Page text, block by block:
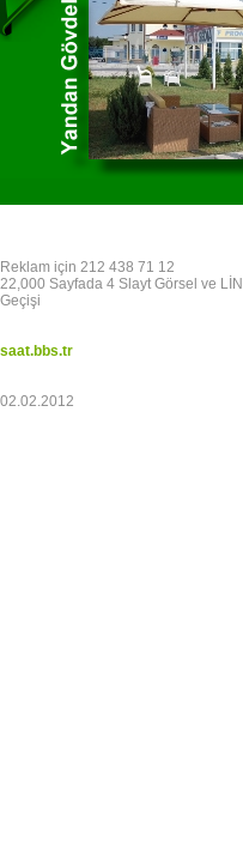
Reklam için 212 438 71 12
22,000 Sayfada 4 Slayt Görsel ve
Geçişi
saat.bbs.tr
02.02.2012